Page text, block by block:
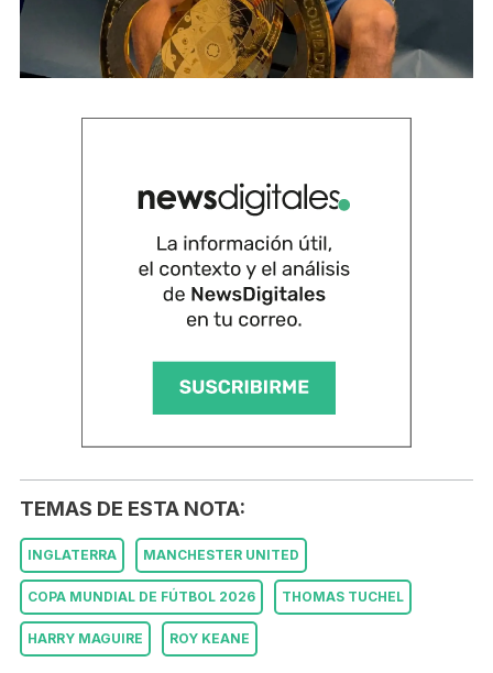
TEMAS DE ESTA NOTA:
INGLATERRA MANCHESTER UNITED
COPA MUNDIAL DE FÚTBOL 2026 THOMAS TUCHEL
HARRY MAGUIRE ROY KEANE